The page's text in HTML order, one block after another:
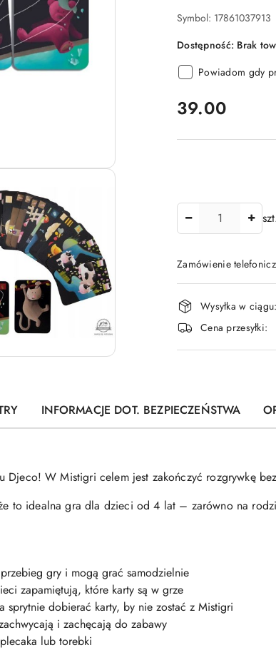
Symbol: 17861037913
Dostępność: Brak
Powiadom gdy
cena:
39.00
Zamówienie
Dostępność
i
dostawa
Wysyłka w ciągu:
Cena przesyłki:
INFORMACJE DOT. BEZPIECZEŃSTWA
Djeco! W Mistigri celem jest zakończyć rozgrywkę
to idealna gra dla dzieci od 4 lat – zarówno na
gry i mogą grać samodzielnie
zapamiętują, które karty są w grze
sprytnie dobierać karty, by nie zostać z Mistigri
i zachęcają do zabawy
lub torebki